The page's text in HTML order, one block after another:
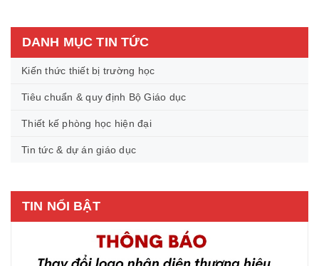
DANH MỤC TIN TỨC
Kiến thức thiết bị trường học
Tiêu chuẩn & quy định Bộ Giáo dục
Thiết kế phòng học hiện đại
Tin tức & dự án giáo dục
TIN NỔI BẬT